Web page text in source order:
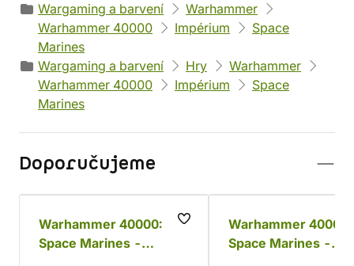
Wargaming a barvení
Warhammer
Warhammer 40000
Impérium
Space
Marines
Wargaming a barvení
Hry
Warhammer
Warhammer 40000
Impérium
Space
Marines
Doporučujeme
Warhammer 40000:
Space Marines -
Warhammer 40000:
Space Marines -